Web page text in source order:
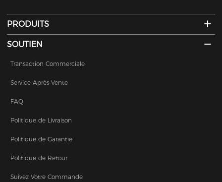
PRODUITS
SOUTIEN
Transaction Commerciale
Service Après-Vente
FAQ
Politique de Livraison
Politique de Garantie
Politique de Retour
Suivez Votre Commande